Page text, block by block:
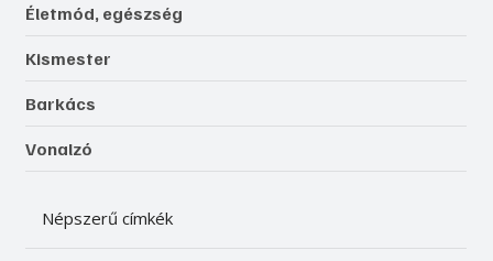
Életmód, egészség
Kismester
Barkács
Vonalzó
Népszerű címkék